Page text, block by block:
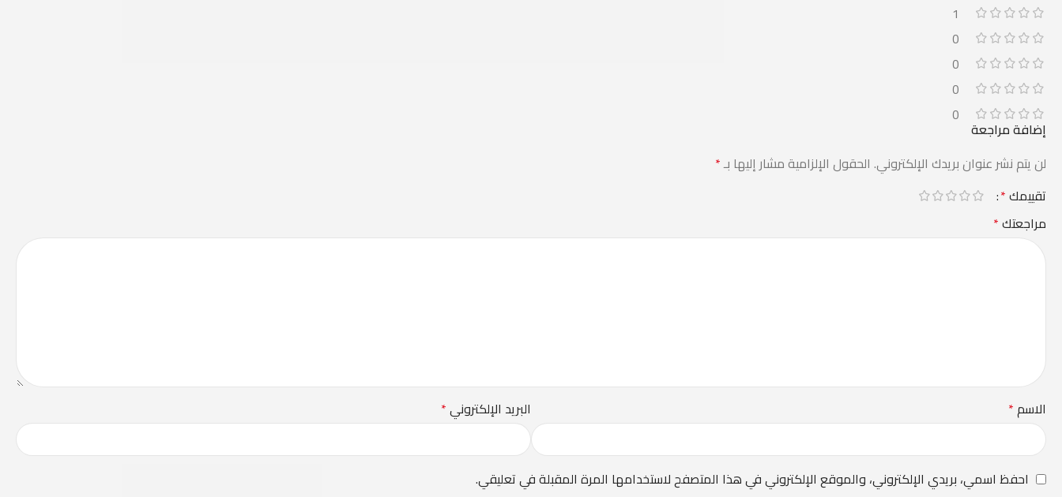
1
0
0
0
0
إضافة مراجعة
لن يتم نشر عنوان بريدك الإلكتروني. الحقول الإلزامية مشار إليها بـ*
تقييمك*
مراجعتك*
الاسم* البريد الإلكتروني*
احفظ اسمي، بريدي الإلكتروني، والموقع الإلكتروني في هذا المتصفح لاستخدامها المرة المقبلة في تعليقي.